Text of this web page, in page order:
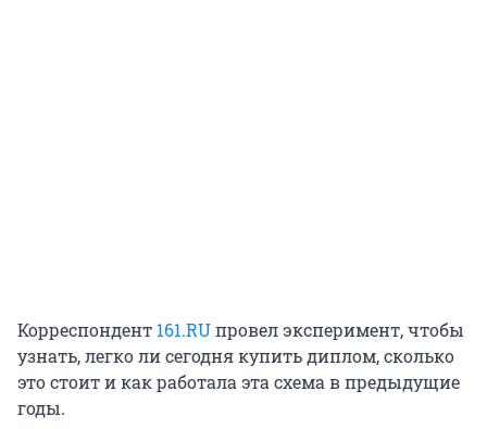
Корреспондент 161.RUпровел эксперимент, чтобы
узнать, легко ли сегодня купить диплом, сколько
это стоит и как работала эта схема в предыдущие
годы.